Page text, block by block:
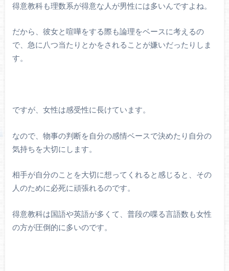
得意教科も理数系が得意な人が男性には多いんですよね。
だから、彼女と喧嘩をする際も論理をベースに考えるの
で、急に八つ当たりとかをされることが嫌いだったりしま
す。
ですが、女性は感受性に長けています。
なので、物事の判断を自分の感情ベースで決めたり自分の
気持ちを大切にします。
相手が自分のことを大切に想ってくれると感じると、その
人のために必死に頑張れるのです。
得意教科は国語や英語が多くて、普段の喋る言語数も女性
の方が圧倒的に多いのです。